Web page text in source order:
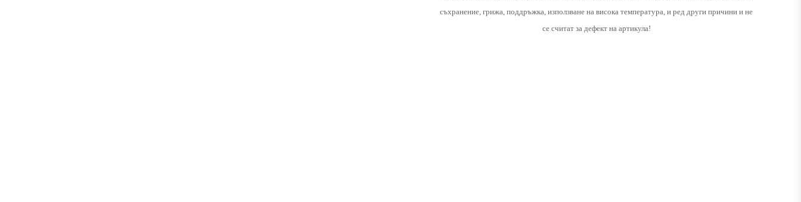
съхранение, грижа, поддръжка, използване на висока температура, и ред други причини и не
се считат за дефект на артикула!